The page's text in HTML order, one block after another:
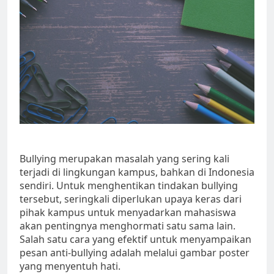
Bullying merupakan masalah yang sering kali
terjadi di lingkungan kampus, bahkan di Indonesia
sendiri. Untuk menghentikan tindakan bullying
tersebut, seringkali diperlukan upaya keras dari
pihak kampus untuk menyadarkan mahasiswa
akan pentingnya menghormati satu sama lain.
Salah satu cara yang efektif untuk menyampaikan
pesan anti-bullying adalah melalui gambar poster
yang menyentuh hati.